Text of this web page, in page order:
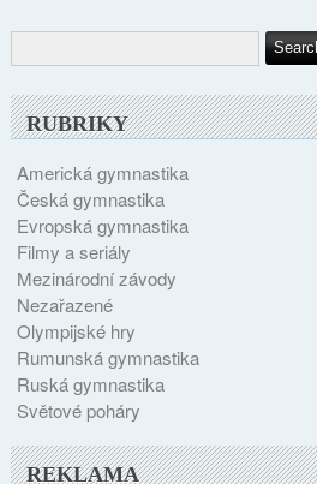
RUBRIKY
Americká gymnastika
Česká gymnastika
Evropská gymnastika
Filmy a seriály
Mezinárodní závody
Nezařazené
Olympijské hry
Rumunská gymnastika
Ruská gymnastika
Světové poháry
REKLAMA